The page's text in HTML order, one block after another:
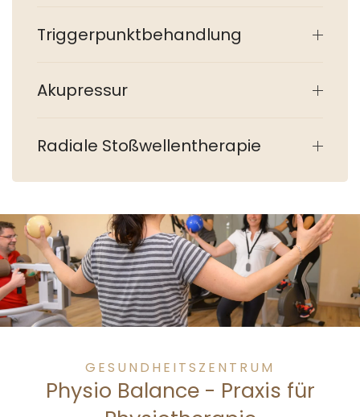
Triggerpunktbehandlung
Akupressur
Radiale Stoßwellentherapie
GESUNDHEITSZENTRUM
Physio Balance - Praxis für